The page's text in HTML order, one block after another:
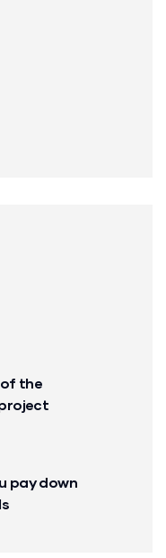
the
pay down